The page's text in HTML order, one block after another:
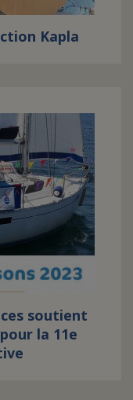
Kapla
soutient
la 11e